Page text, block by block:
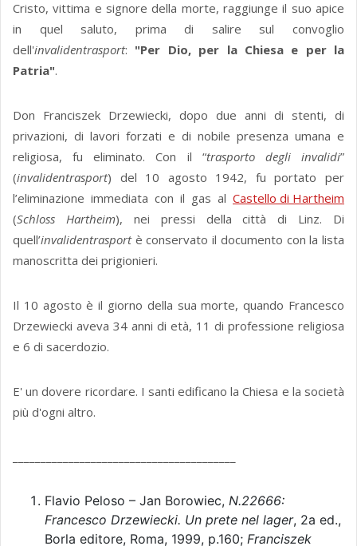
Cristo, vittima e signore della morte, raggiunge il suo apice
in quel saluto, prima di salire sul convoglio
dell'invalidentrasport: "Per Dio, per la Chiesa e per la
Patria".
Don Franciszek Drzewiecki, dopo due anni di stenti, di
privazioni, di lavori forzati e di nobile presenza umana e
religiosa, fu eliminato. Con il “trasporto degli invalidi”
(invalidentrasport) del 10 agosto 1942, fu portato per
l’eliminazione immediata con il gas al Castello di Hartheim
(Schloss Hartheim), nei pressi della città di Linz. Di
quell’invalidentrasportè conservato il documento con la lista
manoscritta dei prigionieri.
Il 10 agosto è il giorno della sua morte, quando Francesco
Drzewiecki aveva 34 anni di età, 11 di professione religiosa
e 6 di sacerdozio.
E' un dovere ricordare. I santi edificano la Chiesa e la società
più d'ogni altro.
Flavio Peloso – Jan Borowiec, N.22666:
Francesco Drzewiecki. Un prete nel lager, 2a ed.,
Borla editore, Roma, 1999, p.160; Franciszek